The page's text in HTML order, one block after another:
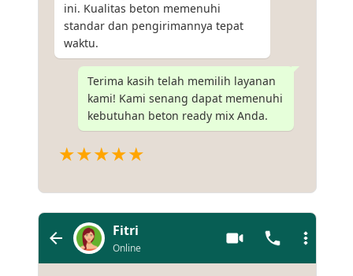
ini. Kualitas beton memenuhi
standar dan pengirimannya tepat
waktu.
Terima kasih telah memilih layanan
kami! Kami senang dapat memenuhi
kebutuhan beton ready mix Anda.
★★★★★
Fitri
Online